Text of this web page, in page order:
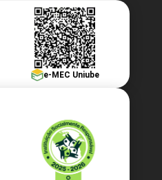
e-MEC Uniube